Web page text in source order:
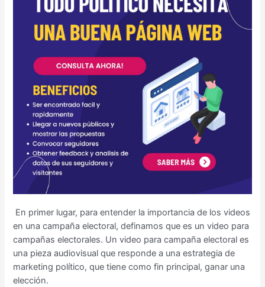
En primer lugar, para entender la importancia de los videos
en una campaña electoral, definamos que es un video para
campañas electorales. Un video para campaña electoral es
una pieza audiovisual que responde a una estrategia de
marketing político, que tiene como fin principal, ganar una
elección.